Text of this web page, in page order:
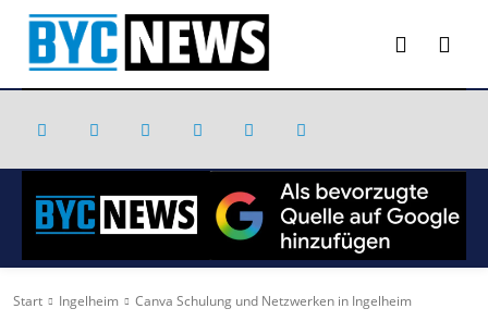
Start Ingelheim Canva Schulung und Netzwerken in Ingelheim